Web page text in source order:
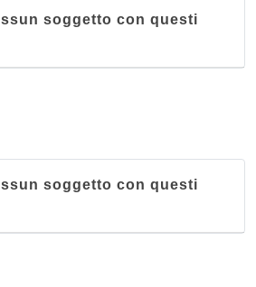
soggetto con questi
soggetto con questi